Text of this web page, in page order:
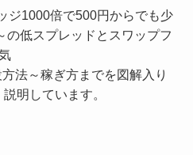
ジ1000倍で500円からでも少
の低スプレッドとスワップフ
法～稼ぎ方までを図解入り
明しています。